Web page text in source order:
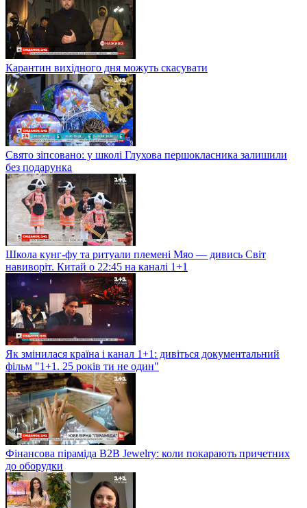
Карантин вихідного дня можуть скасувати
Свято зіпсовано: у школі Глухова першокласника залишили
без подарунка
Школа кунг-фу та ритуали племені Мяо — дивись Світ
навиворіт. Китай о 22:45 на каналі 1+1
Як змінилася країна і канал 1+1: дивіться документальний
фільм "1+1. 25 років ти не один"
Фінансова піраміда B2B Jewelry: коли покарають причетних
до оборудки